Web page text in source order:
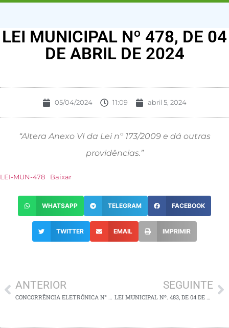
LEI MUNICIPAL Nº 478, DE 04
DE ABRIL DE 2024
05/04/2024 11:09 abril 5, 2024
“Altera Anexo VI da Lei nº 173/2009 e dá outras
providências.”
LEI-MUN-478 Baixar
WHATSAPP TELEGRAM FACEBOOK
TWITTER EMAIL IMPRIMIR
ANTERIOR
CONCORRÊNCIA ELETRÔNICA N° 001/2024
SEGUINTE
LEI MUNICIPAL Nº. 483, DE 04 DE ABRIL DE 2024